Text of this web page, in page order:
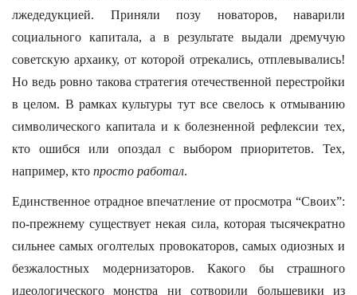
лжедедукцией. Приняли позу новаторов, наварили
социального капитала, а в результате выдали дремучую
советскую архаику, от которой отрекались, отплевывались!
Но ведь ровно такова стратегия отечественной перестройки
в целом. В рамках культуры тут все свелось к отмыванию
символического капитала и к болезненной рефлексии тех,
кто ошибся или опоздал с выбором приоритетов. Тех,
например, кто просто работал.
Единственное отрадное впечатление от просмотра “Своих”:
по-прежнему существует некая сила, которая тысячекратно
сильнее самых оголтелых провокаторов, самых одиозных и
безжалостных модернизаторов. Какого бы страшного
идеологического монстра ни сотворили большевики из